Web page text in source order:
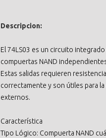
Descripcion:
El 74LS03 es un circuito
compuertas NAND
Estas salidas requieren
correctamente y son útiles para
externos.
Característica
Tipo Lógico: Compuerta NAND